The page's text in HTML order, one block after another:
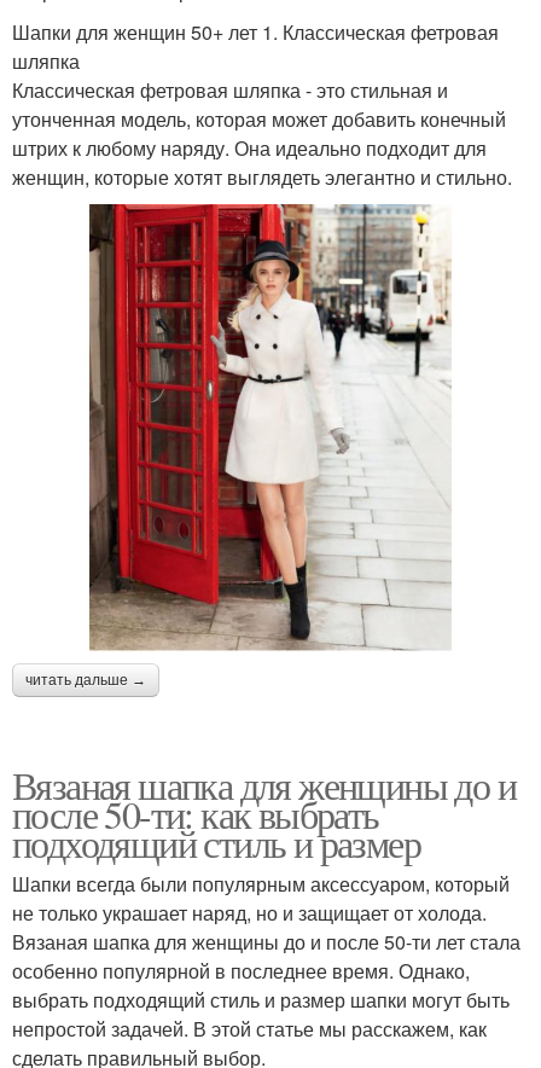
Шапки для женщин 50+ лет 1. Классическая фетровая
шляпка
Классическая фетровая шляпка - это стильная и
утонченная модель, которая может добавить конечный
штрих к любому наряду. Она идеально подходит для
женщин, которые хотят выглядеть элегантно и стильно.
читать дальше →
Вязаная шапка для женщины до и
после 50-ти: как выбрать
подходящий стиль и размер
Шапки всегда были популярным аксессуаром, который
не только украшает наряд, но и защищает от холода.
Вязаная шапка для женщины до и после 50-ти лет стала
особенно популярной в последнее время. Однако,
выбрать подходящий стиль и размер шапки могут быть
непростой задачей. В этой статье мы расскажем, как
сделать правильный выбор.